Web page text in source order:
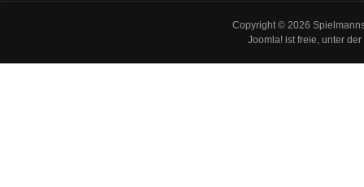
Copyright © 2026
Joomla! ist freie, unter der